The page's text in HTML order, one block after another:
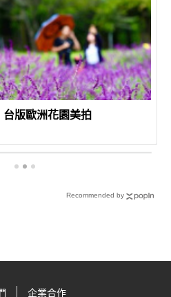
版歐洲花園美拍
Recommended by
企業合作